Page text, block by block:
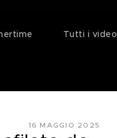
Tutti i video
16 MAGGIO 2025